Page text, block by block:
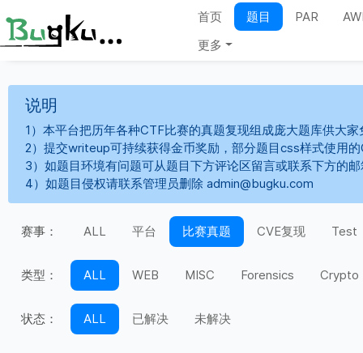
首页 题目 PAR
更多
说明
1）本平台把历年各种CTF比赛的真题复现组成庞大题库供大
2）提交writeup可持续获得金币奖励，部分题目css样式使用
3）如题目环境有问题可从题目下方评论区留言或联系下方的
4）如题目侵权请联系管理员删除 admin@bugku.com
赛事： ALL 平台 比赛真题 CVE复现 Test
类型： ALL WEB MISC Forensics Crypto
状态： ALL 已解决 未解决